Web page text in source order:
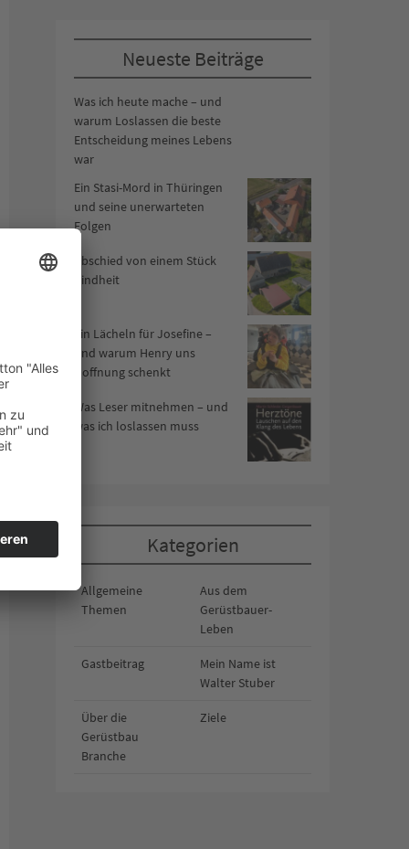
Neueste Beiträge
Was ich heute mache – und
warum Loslassen die beste
Entscheidung meines Lebens
war
Ein Stasi-Mord in Thüringen
und seine unerwarteten
Folgen
Abschied von einem Stück
Kindheit
Ein Lächeln für Josefine –
und warum Henry uns
Hoffnung schenkt
Was Leser mitnehmen – und
was ich loslassen muss
Kategorien
Allgemeine
Themen
Aus dem
Gerüstbauer-
Leben
Gastbeitrag
Mein Name ist
Walter Stuber
Über die
Gerüstbau
Branche
Ziele